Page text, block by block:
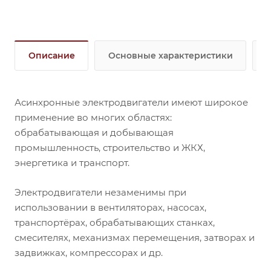
Описание Основные характеристики
Асинхронные электродвигатели имеют широкое
применение во многих областях:
обрабатывающая и добывающая
промышленность, строительство и ЖКХ,
энергетика и транспорт.
Электродвигатели незаменимы при
использовании в вентиляторах, насосах,
транспортёрах, обрабатывающих станках,
смесителях, механизмах перемещения, затворах и
задвижках, компрессорах и др.